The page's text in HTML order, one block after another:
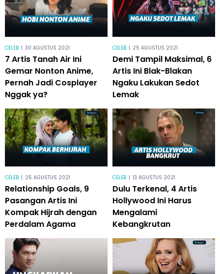
CELEB | 30 AGUSTUS 2021
7 Artis Tanah Air Ini
Gemar Nonton Anime,
Pernah Jadi Cosplayer
Nggak ya?
CELEB | 25 AGUSTUS 2021
Demi Tampil Maksimal, 6
Artis Ini Blak-Blakan
Ngaku Lakukan Sedot
Lemak
CELEB | 25 AGUSTUS 2021
Relationship Goals, 9
Pasangan Artis Ini
Kompak Hijrah dengan
Perdalam Agama
CELEB | 13 AGUSTUS 2021
Dulu Terkenal, 4 Artis
Hollywood Ini Harus
Mengalami
Kebangkrutan